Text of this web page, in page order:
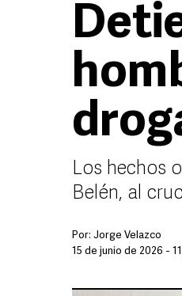
Los hechos
Belén, al
Por: Jorge Velazco
15 de junio de 2026 -